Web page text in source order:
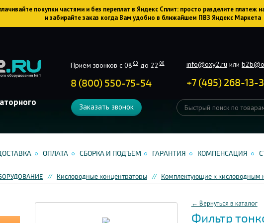
покупки частями и без переплат в Яндекс Сплит: просто разделите платеж
и забирайте заказ когда Вам удобно в ближайшем ПВЗ Яндекс Маркета
Приём звонков с 08 00до 22 00
8 (800) 550-75-54
info@oxy2.ru или
+7 (495) 268-13-
Заказать звонок
ОПЛАТА СБОРКА И ПОДЪЁМ ГАРАНТИЯ КОМПЕНСАЦИЯ
Кислородные концентраторы Комплектующие к кислородным
← Вернуться в каталог
Фильтр